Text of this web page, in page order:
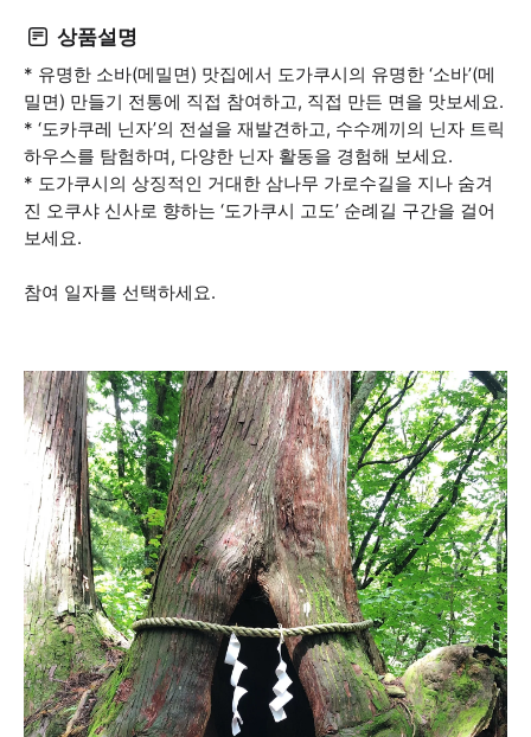
상품설명
* 유명한 소바(메밀면) 맛집에서 도가쿠시의 유명한 ‘소바’(메
밀면) 만들기 전통에 직접 참여하고, 직접 만든 면을 맛보세요.
* ‘도카쿠레 닌자’의 전설을 재발견하고, 수수께끼의 닌자 트릭
하우스를 탐험하며, 다양한 닌자 활동을 경험해 보세요.
* 도가쿠시의 상징적인 거대한 삼나무 가로수길을 지나 숨겨
진 오쿠샤 신사로 향하는 ‘도가쿠시 고도’ 순례길 구간을 걸어
보세요.
참여 일자를 선택하세요.